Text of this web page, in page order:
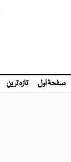
صفحۂ اول تازہ ترین